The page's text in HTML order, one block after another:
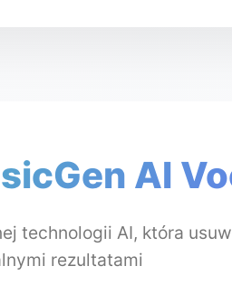
AI
technologii AI, która
rezultatami